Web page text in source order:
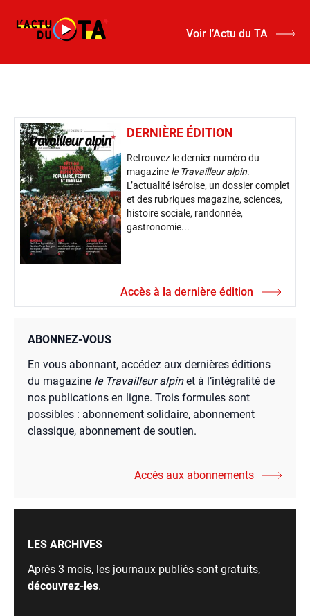
Voir l’Actu du TA
DERNIÈRE ÉDITION
Retrouvez le dernier numéro du
magazine le Travailleur alpin.
L’actualité iséroise, un dossier complet
et des rubriques magazine, sciences,
histoire sociale, randonnée,
gastronomie...
Accès à la dernière édition
ABONNEZ-VOUS
En vous abonnant, accédez aux dernières éditions
du magazine le Travailleur alpinet à l’intégralité de
nos publications en ligne. Trois formules sont
possibles : abonnement solidaire, abonnement
classique, abonnement de soutien.
Accès aux abonnements
LES ARCHIVES
Après 3 mois, les journaux publiés sont gratuits,
découvrez-les.